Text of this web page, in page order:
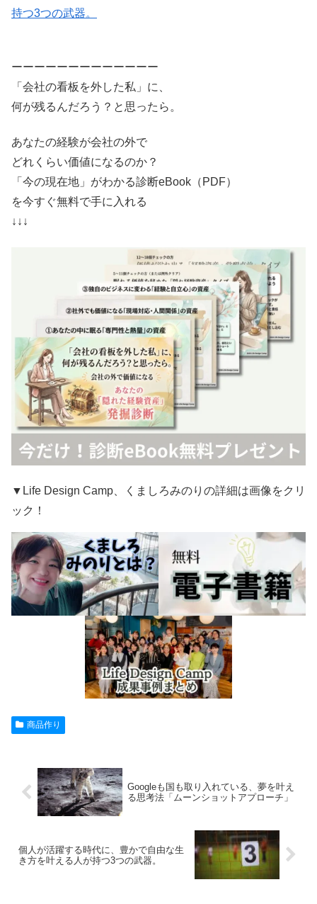
持つ3つの武器。
ーーーーーーーーーーーーー
「会社の看板を外した私」に、
何が残るんだろう？と思ったら。
あなたの経験が会社の外で
どれくらい価値になるのか？
「今の現在地」がわかる診断eBook（PDF）
を今すぐ無料で手に入れる
↓↓↓
▼Life Design Camp、くましろみのりの詳細は画像をクリ
ック！
商品作り
Googleも国も取り入れている、夢を叶え
る思考法「ムーンショットアプローチ」
個人が活躍する時代に、豊かで自由な生
き方を叶える人が持つ3つの武器。